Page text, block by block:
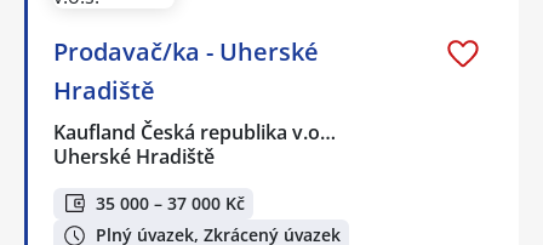
Prodavač/ka - Uherské
Hradiště
Kaufland Česká republika v.o…
Uherské Hradiště
35 000 – 37 000 Kč
Plný úvazek, Zkrácený úvazek